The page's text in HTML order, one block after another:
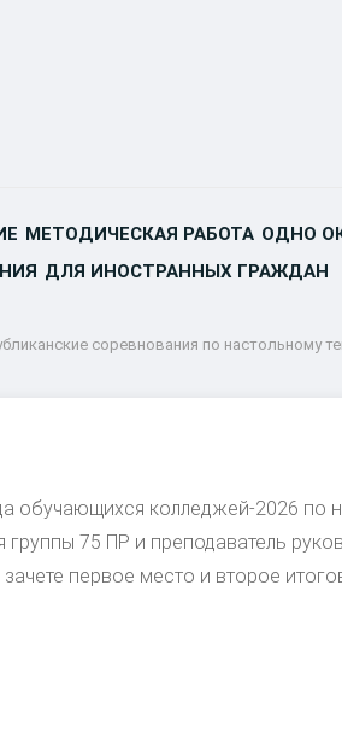
МЕТОДИЧЕСКАЯ РАБОТА ОДНО
ДЛЯ ИНОСТРАННЫХ ГРАЖДАН
соревнования по настольному
обучающихся колледжей-2026 по
группы 75 ПР и преподаватель
первое место и второе